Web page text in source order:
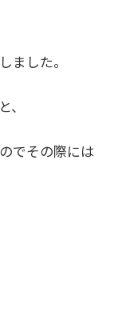
ました。
でその際には